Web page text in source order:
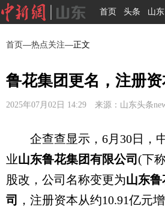
首页 头条 山东
首页—热点关注—正文
鲁花集团更名，注册
2025年07月02日 14:29 来源：山东头条
企查查显示，6月30日，
业山东鲁花集团有限公司 (下
股改，公司名称变更为山东
司
，注册资本从约10.91亿元